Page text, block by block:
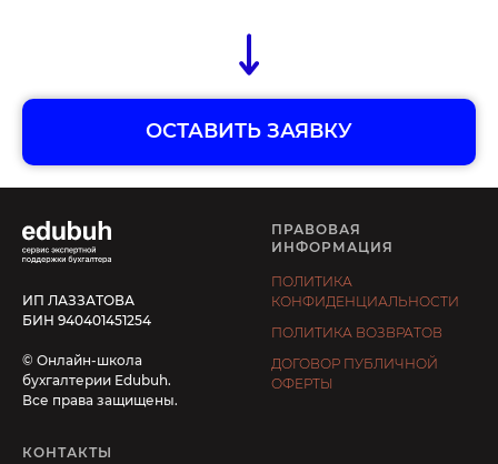
ОСТАВИТЬ ЗАЯВКУ
ИП ЛАЗЗАТОВА
БИН 940401451254
© Онлайн-школа
бухгалтерии Edubuh.
Все права защищены.
ПРАВОВАЯ
ИНФОРМАЦИЯ
ПОЛИТИКА
КОНФИДЕНЦИАЛЬНОСТИ
ПОЛИТИКА ВОЗВРАТОВ
ДОГОВОР ПУБЛИЧНОЙ
ОФЕРТЫ
КОНТАКТЫ